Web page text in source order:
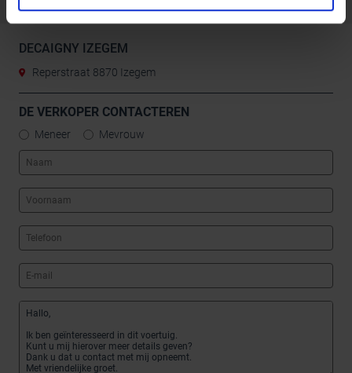
gebruik van hun services.
DECAIGNY IZEGEM
Reperstraat 8870 Izegem
DE VERKOPER CONTACTEREN
Meneer Mevrouw